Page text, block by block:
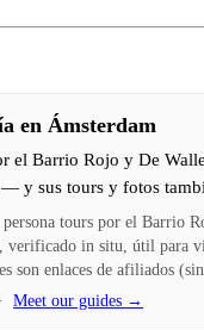
en Ámsterdam
el Barrio Rojo y De
y sus tours y fotos
persona tours por el Barrio
verificado in situ, útil para
son enlaces de afiliados
Meet our guides →